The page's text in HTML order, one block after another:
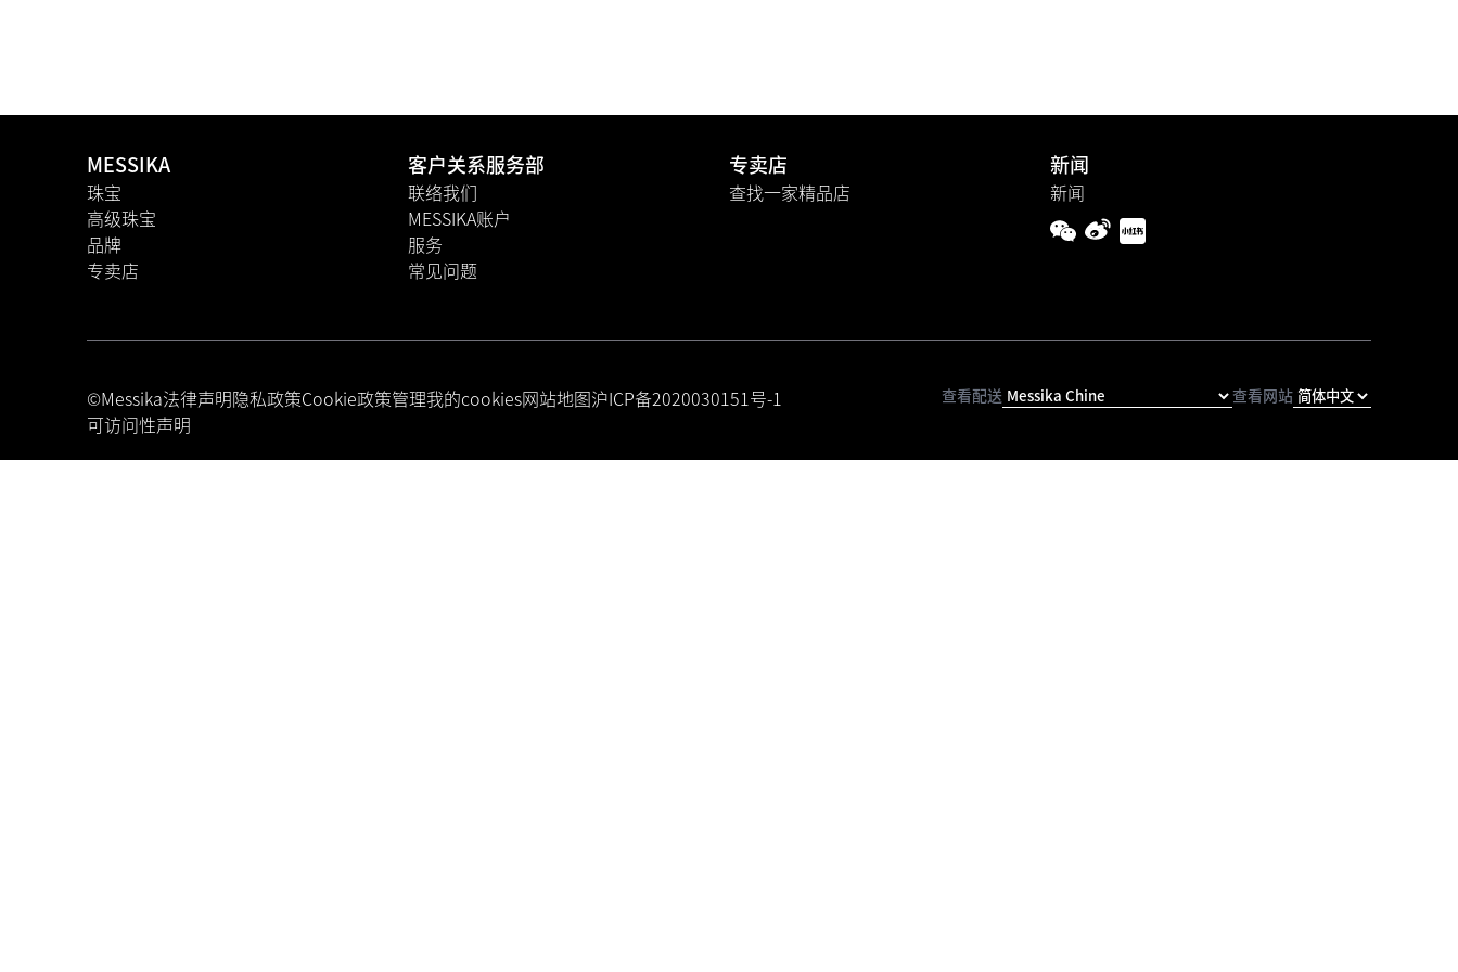
MESSIKA
珠宝
高级珠宝
品牌
专卖店
客户关系服务部
联络我们
MESSIKA账户
服务
常见问题
专卖店
查找一家精品店
新闻
新闻
©Messika法律声明隐私政策Cookie政策管理我的cookies网站地图沪ICP备2020030151号-1
可访问性声明
查看配送 查看网站